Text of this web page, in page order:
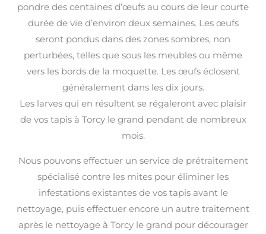
pondre des centaines d’œufs au cours de leur courte
durée de vie d’environ deux semaines. Les œufs
seront pondus dans des zones sombres, non
perturbées, telles que sous les meubles ou même
vers les bords de la moquette. Les œufs éclosent
généralement dans les dix jours.
Les larves qui en résultent se régaleront avec plaisir
de vos tapis à Torcy le grand pendant de nombreux
mois.
Nous pouvons effectuer un service de prétraitement
spécialisé contre les mites pour éliminer les
infestations existantes de vos tapis avant le
nettoyage, puis effectuer encore un autre traitement
après le nettoyage à Torcy le grand pour décourager